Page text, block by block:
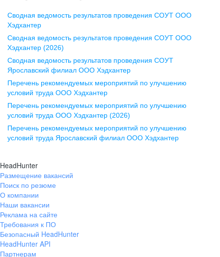
Воронеж
ул. Комиссаржевской, д. 10,
офис 1212
+7 473 280-05-05
pr@vrn.hh.ru
ул. Спартаковская, д. 2А, этаж 3,
помещение 15
+7 843 212-12-50
Екатеринбург
ул. Боевых Дружин, стр. 20,
+7 343 226-79-99
pr@ural.hh.ru
Сводная ведомость результатов проведения СОУТ ООО
Хэдхантер
Сводная ведомость результатов проведения СОУТ ООО
Хэдхантер (2026)
Сводная ведомость результатов проведения СОУТ
Ярославский филиал ООО Хэдхантер
Перечень рекомендуемых мероприятий по улучшению
условий труда ООО Хэдхантер
Перечень рекомендуемых мероприятий по улучшению
условий труда ООО Хэдхантер (2026)
Перечень рекомендуемых мероприятий по улучшению
условий труда Ярославский филиал ООО Хэдхантер
HeadHunter
Размещение вакансий
Поиск по резюме
О компании
Наши вакансии
Реклама на сайте
Требования к ПО
Безопасный HeadHunter
HeadHunter API
Партнерам